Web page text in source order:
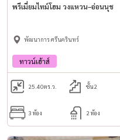
พรีเมี่ยมไทม์โฮม วงแหวน–อ่อนนุช
พัฒนาการ ศรีนครินทร์
ทาวน์เฮ้าส์
25.40ตร.ว. ชั้น2
3 ห้อง 2 ห้อง